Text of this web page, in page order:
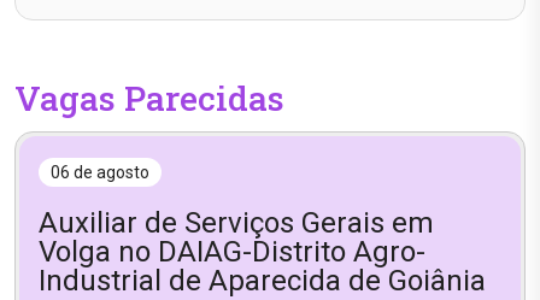
Vagas Parecidas
06 de agosto
Auxiliar de Serviços Gerais em
Volga no DAIAG-Distrito Agro-
Industrial de Aparecida de Goiânia